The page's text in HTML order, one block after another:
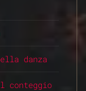
danza
conteggio